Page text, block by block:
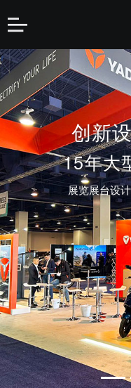
全球加
约盾倾
全程运营
第二届
上海
创新
15年大
展览展台设
知名企
特
助力品牌营